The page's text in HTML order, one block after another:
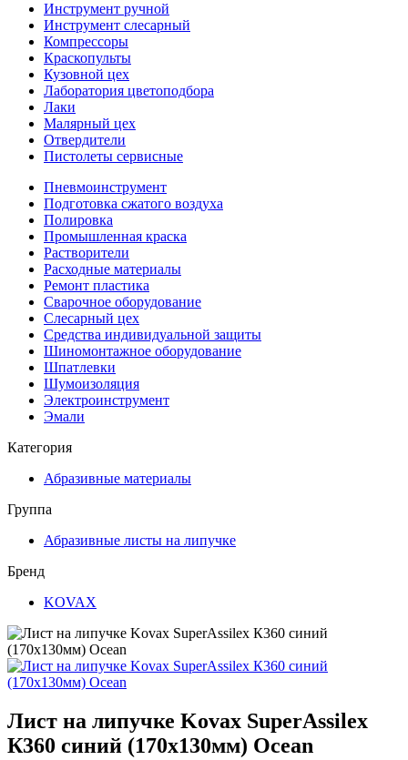
Инструмент ручной
Инструмент слесарный
Компрессоры
Краскопульты
Кузовной цех
Лаборатория цветоподбора
Лаки
Малярный цех
Отвердители
Пистолеты сервисные
Пневмоинструмент
Подготовка сжатого воздуха
Полировка
Промышленная краска
Растворители
Расходные материалы
Ремонт пластика
Сварочное оборудование
Слесарный цех
Средства индивидуальной защиты
Шиномонтажное оборудование
Шпатлевки
Шумоизоляция
Электроинструмент
Эмали
Категория
Абразивные материалы
Группа
Абразивные листы на липучке
Бренд
KOVAX
Лист на липучке Kovax SuperAssilex
К360 синий (170х130мм) Ocean